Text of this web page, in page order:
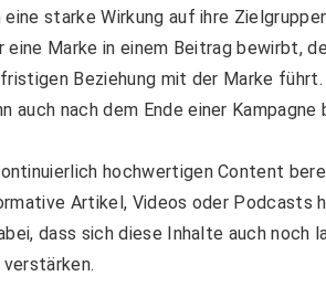
eine starke Wirkung auf ihre
Marke in einem Beitrag bewirbt,
Beziehung mit der Marke
auch nach dem Ende einer Kampagne
hochwertigen Content
Artikel, Videos oder Podcasts
dass sich diese Inhalte auch noch